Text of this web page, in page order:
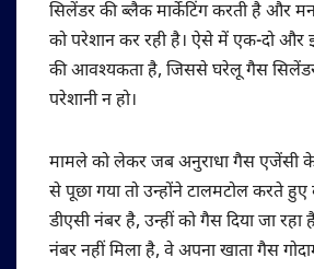
सिलेंडर की ब्लैक मार्केटिंग करती है और
को परेशान कर रही है। ऐसे में एक-दो और
की आवश्यकता है, जिससे घरेलू गैस
परेशानी न हो।
मामले को लेकर जब अनुराधा गैस एजेंसी
से पूछा गया तो उन्होंने टालमटोल करते
डीएसी नंबर है, उन्हीं को गैस दिया जा रहा
नंबर नहीं मिला है, वे अपना खाता गैस